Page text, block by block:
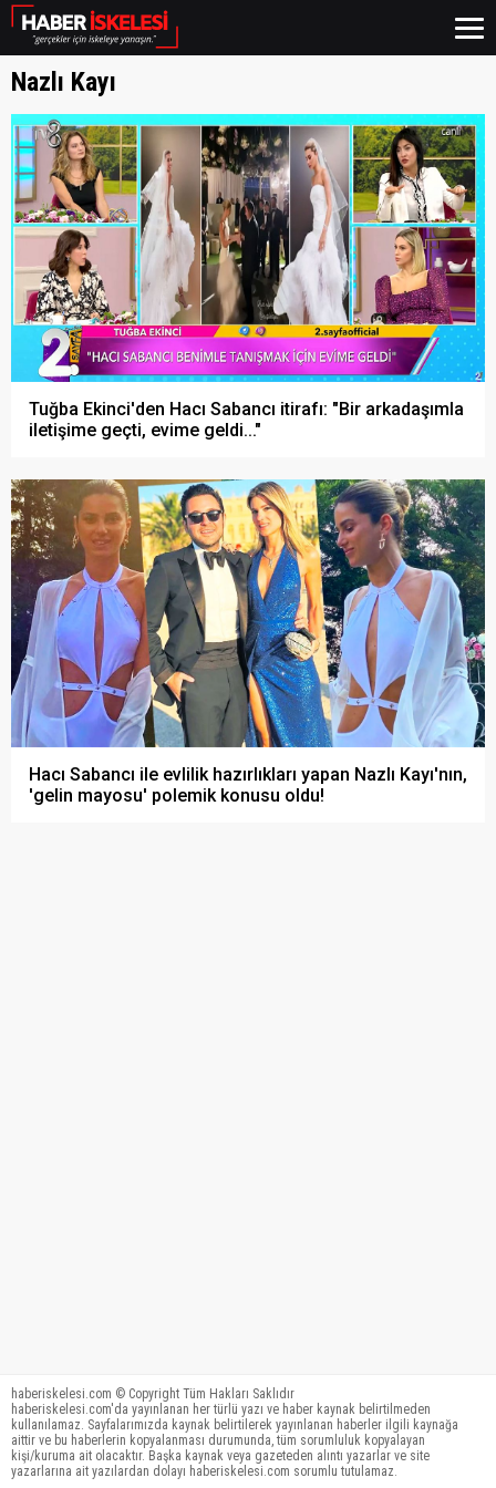
Nazlı Kayı
Tuğba Ekinci'den Hacı Sabancı itirafı: "Bir arkadaşımla
iletişime geçti, evime geldi..."
Hacı Sabancı ile evlilik hazırlıkları yapan Nazlı Kayı'nın,
'gelin mayosu' polemik konusu oldu!
haberiskelesi.com © Copyright Tüm Hakları Saklıdır
haberiskelesi.com'da yayınlanan her türlü yazı ve haber kaynak belirtilmeden
kullanılamaz. Sayfalarımızda kaynak belirtilerek yayınlanan haberler ilgili kaynağa
aittir ve bu haberlerin kopyalanması durumunda, tüm sorumluluk kopyalayan
kişi/kuruma ait olacaktır. Başka kaynak veya gazeteden alıntı yazarlar ve site
yazarlarına ait yazılardan dolayı haberiskelesi.com sorumlu tutulamaz.